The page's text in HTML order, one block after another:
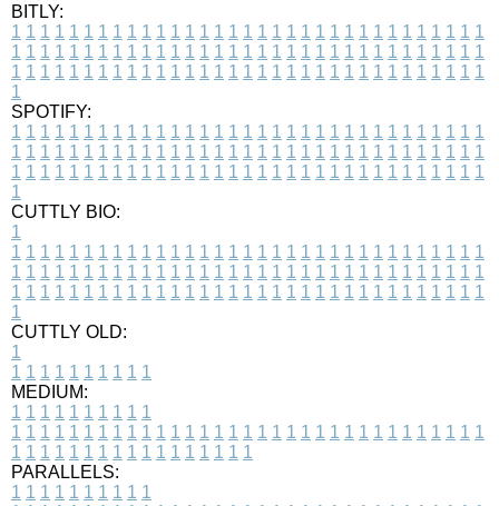
BITLY:
1 1 1 1 1 1 1 1 1 1 1 1 1 1 1 1 1 1 1 1 1 1 1 1 1 1 1 1 1 1 1 1 1
1 1 1 1 1 1 1 1 1 1 1 1 1 1 1 1 1 1 1 1 1 1 1 1 1 1 1 1 1 1 1 1 1
1 1 1 1 1 1 1 1 1 1 1 1 1 1 1 1 1 1 1 1 1 1 1 1 1 1 1 1 1 1 1 1 1
1
SPOTIFY:
1 1 1 1 1 1 1 1 1 1 1 1 1 1 1 1 1 1 1 1 1 1 1 1 1 1 1 1 1 1 1 1 1
1 1 1 1 1 1 1 1 1 1 1 1 1 1 1 1 1 1 1 1 1 1 1 1 1 1 1 1 1 1 1 1 1
1 1 1 1 1 1 1 1 1 1 1 1 1 1 1 1 1 1 1 1 1 1 1 1 1 1 1 1 1 1 1 1 1
1
CUTTLY BIO:
1
1 1 1 1 1 1 1 1 1 1 1 1 1 1 1 1 1 1 1 1 1 1 1 1 1 1 1 1 1 1 1 1 1
1 1 1 1 1 1 1 1 1 1 1 1 1 1 1 1 1 1 1 1 1 1 1 1 1 1 1 1 1 1 1 1 1
1 1 1 1 1 1 1 1 1 1 1 1 1 1 1 1 1 1 1 1 1 1 1 1 1 1 1 1 1 1 1 1 1
1
CUTTLY OLD:
1
1 1 1 1 1 1 1 1 1 1
MEDIUM:
1 1 1 1 1 1 1 1 1 1
1 1 1 1 1 1 1 1 1 1 1 1 1 1 1 1 1 1 1 1 1 1 1 1 1 1 1 1 1 1 1 1 1
1 1 1 1 1 1 1 1 1 1 1 1 1 1 1 1 1
PARALLELS:
1 1 1 1 1 1 1 1 1 1